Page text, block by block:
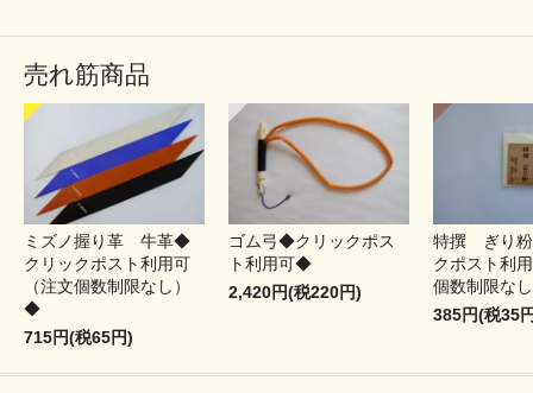
売れ筋商品
ミズノ握り革 牛革◆
クリックポスト利用可
（注文個数制限なし）
◆
715円(税65円)
ゴム弓◆クリックポス
ト利用可◆
2,420円(税220円)
特撰 ぎり
クポスト利
個数制限な
385円(税35